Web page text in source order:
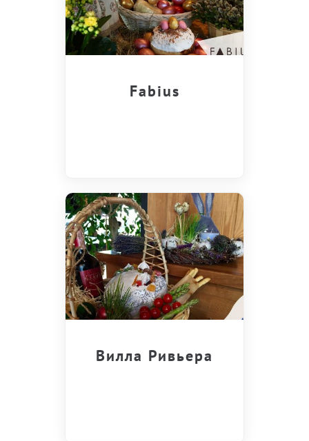
Fabius
Вилла Ривьера